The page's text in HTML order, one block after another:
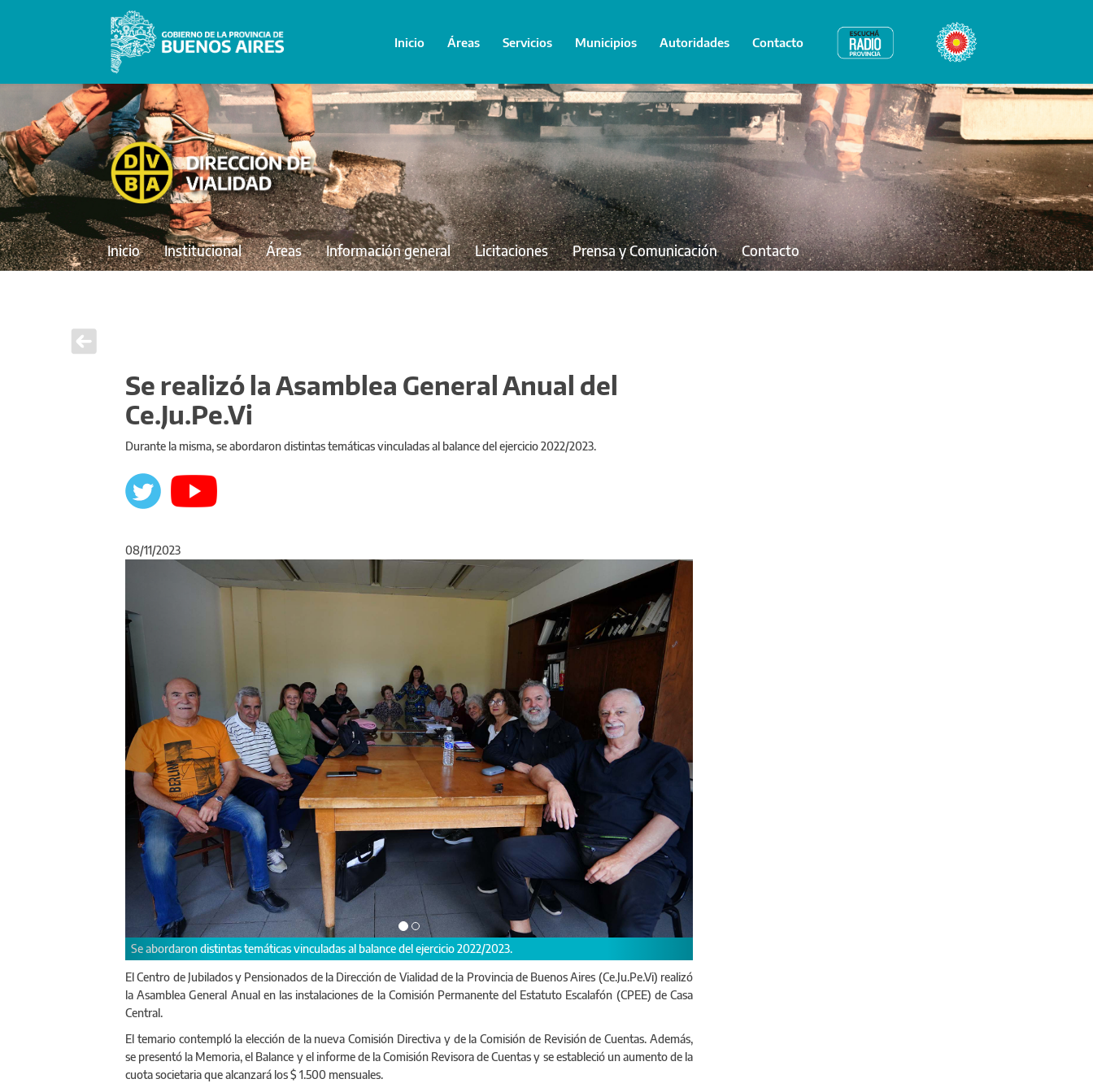
Inicio Áreas Servicios Municipios Autoridades Contacto Radio Provincia Bicentenario
Inicio Institucional Áreas Información general Licitaciones Prensa y Comunicación Contacto
Se realizó la Asamblea General Anual del
Ce.Ju.Pe.Vi
Durante la misma, se abordaron distintas temáticas vinculadas al balance del ejercicio 2022/2023.
08/11/2023
Se abordaron distintas temáticas vinculadas al balance del ejercicio 2022/2023.
Anterior Siguiente
El Centro de Jubilados y Pensionados de la Dirección de Vialidad de la Provincia de Buenos Aires (Ce.Ju.Pe.Vi) realizó
la Asamblea General Anual en las instalaciones de la Comisión Permanente del Estatuto Escalafón (CPEE) de Casa
Central.
El temario contempló la elección de la nueva Comisión Directiva y de la Comisión de Revisión de Cuentas. Además,
se presentó la Memoria, el Balance y el informe de la Comisión Revisora de Cuentas y se estableció un aumento de la
cuota societaria que alcanzará los $ 1.500 mensuales.